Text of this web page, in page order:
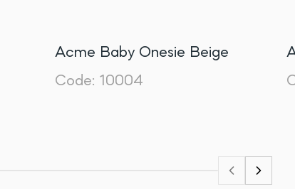
Acme Baby Onesie Beige
Code: 10004